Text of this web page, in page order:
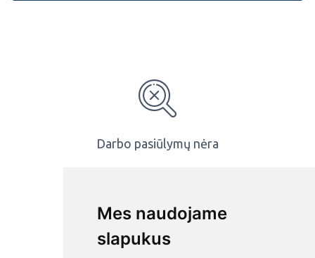
Mes naudojame
slapukus
Darbo pasiūlymų nėra